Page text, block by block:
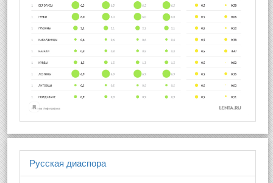
Русская диаспора